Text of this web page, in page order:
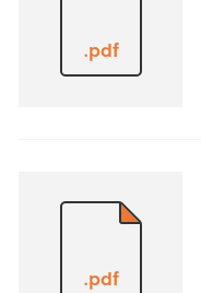
.pdf
.pdf